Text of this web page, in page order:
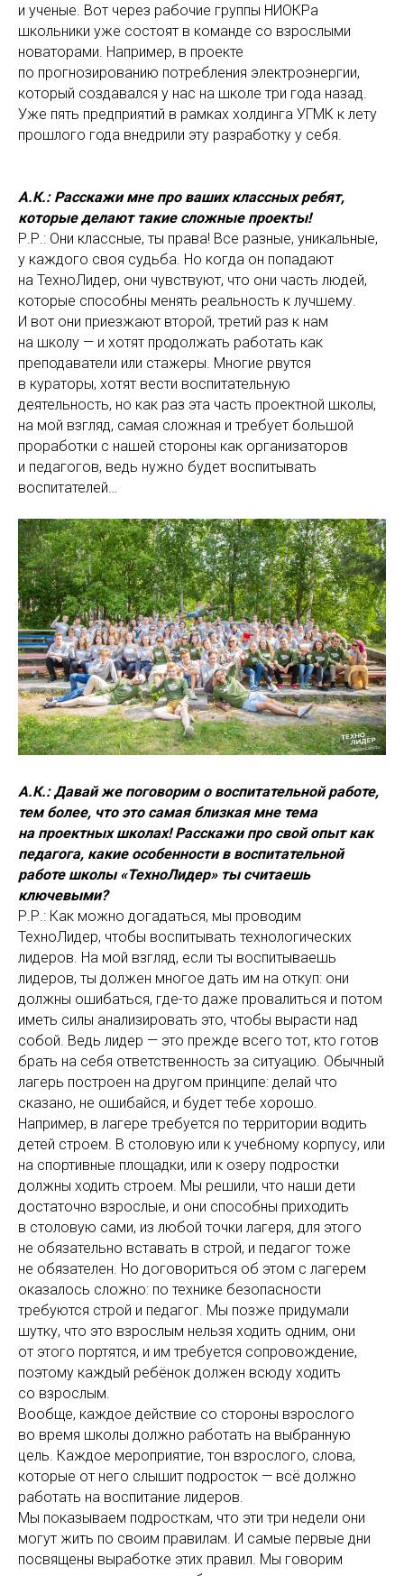
и ученые. Вот через рабочие группы НИОКРа
школьники уже состоят в команде со взрослыми
новаторами. Например, в проекте
по прогнозированию потребления электроэнергии,
который создавался у нас на школе три года назад.
Уже пять предприятий в рамках холдинга УГМК к лету
прошлого года внедрили эту разработку у себя.
А.К.: Расскажи мне про ваших классных ребят,
которые делают такие сложные проекты!
Р.Р.: Они классные, ты права! Все разные, уникальные,
у каждого своя судьба. Но когда он попадают
на ТехноЛидер, они чувствуют, что они часть людей,
которые способны менять реальность к лучшему.
И вот они приезжают второй, третий раз к нам
на школу — и хотят продолжать работать как
преподаватели или стажеры. Многие рвутся
в кураторы, хотят вести воспитательную
деятельность, но как раз эта часть проектной школы,
на мой взгляд, самая сложная и требует большой
проработки с нашей стороны как организаторов
и педагогов, ведь нужно будет воспитывать
воспитателей…
А.К.: Давай же поговорим о воспитательной работе,
тем более, что это самая близкая мне тема
на проектных школах! Расскажи про свой опыт как
педагога, какие особенности в воспитательной
работе школы «ТехноЛидер» ты считаешь
ключевыми?
Р.Р.: Как можно догадаться, мы проводим
ТехноЛидер, чтобы воспитывать технологических
лидеров. На мой взгляд, если ты воспитываешь
лидеров, ты должен многое дать им на откуп: они
должны ошибаться, где-то даже провалиться и потом
иметь силы анализировать это, чтобы вырасти над
собой. Ведь лидер — это прежде всего тот, кто готов
брать на себя ответственность за ситуацию. Обычный
лагерь построен на другом принципе: делай что
сказано, не ошибайся, и будет тебе хорошо.
Например, в лагере требуется по территории водить
детей строем. В столовую или к учебному корпусу, или
на спортивные площадки, или к озеру подростки
должны ходить строем. Мы решили, что наши дети
достаточно взрослые, и они способны приходить
в столовую сами, из любой точки лагеря, для этого
не обязательно вставать в строй, и педагог тоже
не обязателен. Но договориться об этом с лагерем
оказалось сложно: по технике безопасности
требуются строй и педагог. Мы позже придумали
шутку, что это взрослым нельзя ходить одним, они
от этого портятся, и им требуется сопровождение,
поэтому каждый ребёнок должен всюду ходить
со взрослым.
Вообще, каждое действие со стороны взрослого
во время школы должно работать на выбранную
цель. Каждое мероприятие, тон взрослого, слова,
которые от него слышит подросток — всё должно
работать на воспитание лидеров.
Мы показываем подросткам, что эти три недели они
могут жить по своим правилам. И самые первые дни
посвящены выработке этих правил. Мы говорим